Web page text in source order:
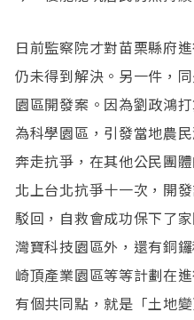
日前監察院才對苗栗縣府
仍未得到解決。另一件，
園區開發案。因為劉政鴻
為科學園區，引發當地農
奔走抗爭，在其他公民團
北上台北抗爭十一次，開
駁回，自救會成功保下了
灣寶科技園區外，還有銅
崎頂產業園區等等計劃在
有個共同點，就是「土地